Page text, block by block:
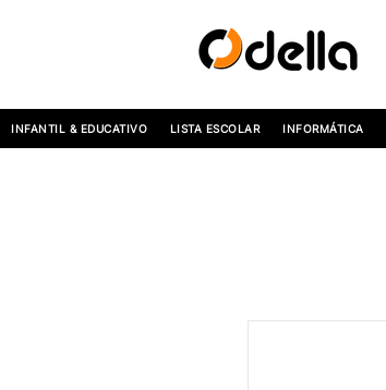
INFANTIL & EDUCATIVO LISTA ESCOLAR INFORMÁTICA